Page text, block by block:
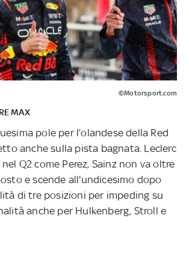
©Motorsport.com
MAX
pole per l’olandese della Red
anche sulla pista bagnata. Leclerc
Q2 come Perez, Sainz non va oltre
e scende all'undicesimo dopo
di tre posizioni per impeding su
anche per Hulkenberg, Stroll e